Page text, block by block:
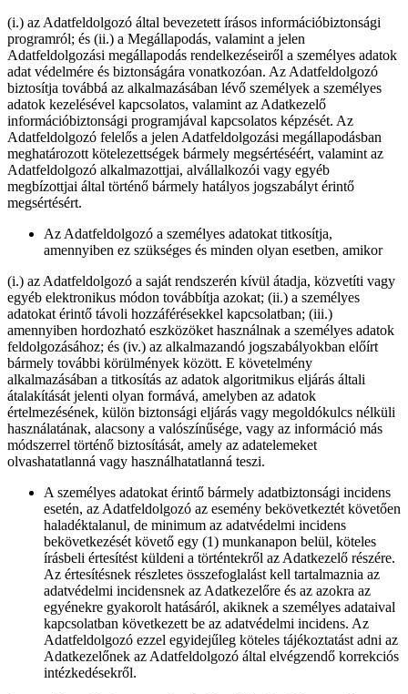
(i.) az Adatfeldolgozó által bevezetett írásos információbiztonsági
programról; és (ii.) a Megállapodás, valamint a jelen
Adatfeldolgozási megállapodás rendelkezéseiről a személyes adatok
adat védelmére és biztonságára vonatkozóan. Az Adatfeldolgozó
biztosítja továbbá az alkalmazásában lévő személyek a személyes
adatok kezelésével kapcsolatos, valamint az Adatkezelő
információbiztonsági programjával kapcsolatos képzését. Az
Adatfeldolgozó felelős a jelen Adatfeldolgozási megállapodásban
meghatározott kötelezettségek bármely megsértéséért, valamint az
Adatfeldolgozó alkalmazottjai, alvállalkozói vagy egyéb
megbízottjai által történő bármely hatályos jogszabályt érintő
megsértésért.
Az Adatfeldolgozó a személyes adatokat titkosítja,
amennyiben ez szükséges és minden olyan esetben, amikor
(i.) az Adatfeldolgozó a saját rendszerén kívül átadja, közvetíti vagy
egyéb elektronikus módon továbbítja azokat; (ii.) a személyes
adatokat érintő távoli hozzáférésekkel kapcsolatban; (iii.)
amennyiben hordozható eszközöket használnak a személyes adatok
feldolgozásához; és (iv.) az alkalmazandó jogszabályokban előírt
bármely további körülmények között. E követelmény
alkalmazásában a titkosítás az adatok algoritmikus eljárás általi
átalakítását jelenti olyan formává, amelyben az adatok
értelmezésének, külön biztonsági eljárás vagy megoldókulcs nélküli
használatának, alacsony a valószínűsége, vagy az információ más
módszerrel történő biztosítását, amely az adatelemeket
olvashatatlanná vagy használhatatlanná teszi.
A személyes adatokat érintő bármely adatbiztonsági incidens
esetén, az Adatfeldolgozó az esemény bekövetkeztét követően
haladéktalanul, de minimum az adatvédelmi incidens
bekövetkezését követő egy (1) munkanapon belül, köteles
írásbeli értesítést küldeni a történtekről az Adatkezelő részére.
Az értesítésnek részletes összefoglalást kell tartalmaznia az
adatvédelmi incidensnek az Adatkezelőre és az azokra az
egyénekre gyakorolt hatásáról, akiknek a személyes adataival
kapcsolatban következett be az adatvédelmi incidens. Az
Adatfeldolgozó ezzel egyidejűleg köteles tájékoztatást adni az
Adatkezelőnek az Adatfeldolgozó által elvégzendő korrekciós
intézkedésekről.